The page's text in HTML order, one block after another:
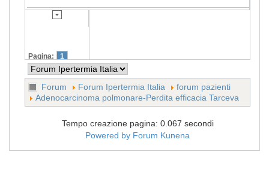
Pagina: 1
Forum Forum Ipertermia Italia
forum pazienti
Adenocarcinoma polmonare-Perdita efficacia Tarceva
Tempo creazione pagina: 0.067 secondi
Powered by Forum Kunena